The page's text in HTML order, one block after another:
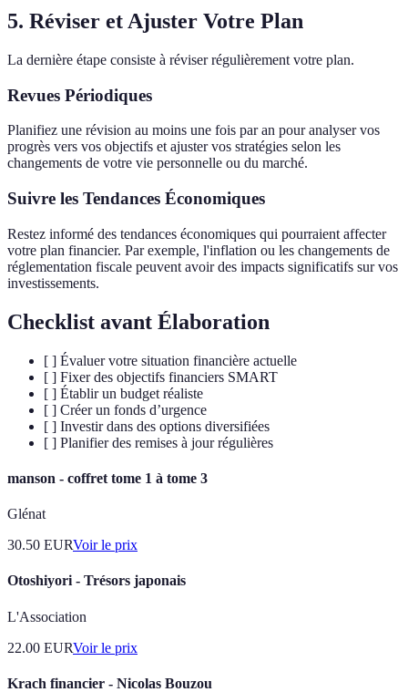
5. Réviser et Ajuster Votre Plan
La dernière étape consiste à réviser régulièrement votre plan.
Revues Périodiques
Planifiez une révision au moins une fois par an pour analyser vos
progrès vers vos objectifs et ajuster vos stratégies selon les
changements de votre vie personnelle ou du marché.
Suivre les Tendances Économiques
Restez informé des tendances économiques qui pourraient affecter
votre plan financier. Par exemple, l'inflation ou les changements de
réglementation fiscale peuvent avoir des impacts significatifs sur vos
investissements.
Checklist avant Élaboration
[ ] Évaluer votre situation financière actuelle
[ ] Fixer des objectifs financiers SMART
[ ] Établir un budget réaliste
[ ] Créer un fonds d’urgence
[ ] Investir dans des options diversifiées
[ ] Planifier des remises à jour régulières
manson - coffret tome 1 à tome 3
Glénat
30.50 EURVoir le prix
Otoshiyori - Trésors japonais
L'Association
22.00 EURVoir le prix
Krach financier - Nicolas Bouzou